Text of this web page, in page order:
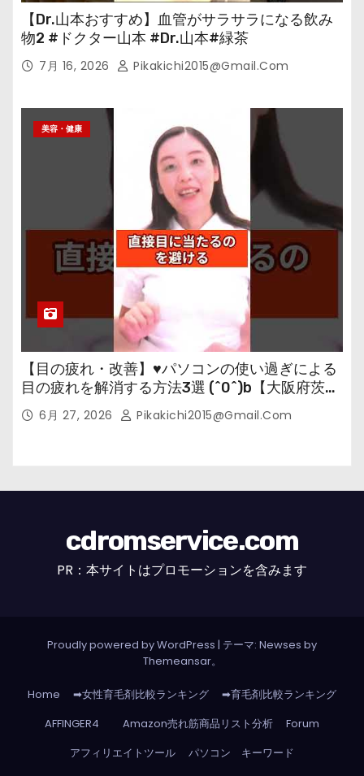
【Dr.山本おすすめ】血管がサラサラになる飲み
物2 #ドクター山本 #Dr.山本#緑茶
7月 16, 2026 Pikakichi2015@gmail.com
美容・健康
【目の疲れ・改善】♥パソコンの使い過ぎによる
目の疲れを解消する方法3選 (^0^)b【大阪府茨木
市の女性・美容鍼灸・整体師が教えます。】
6月 27, 2026 Pikakichi2015@gmail.com
cdromservice.com
PR：本サイトはプロモーションを含みます
Proudly powered by WordPress | テーマ: Newses by
Themeansar。
Home ➡女性育毛剤比較ランキング
➡育毛剤比較ランキング
AFFINGER4
Amazon売れ筋商品リスト分析
Forum
アフィリエイトツール
パソコン キーワード